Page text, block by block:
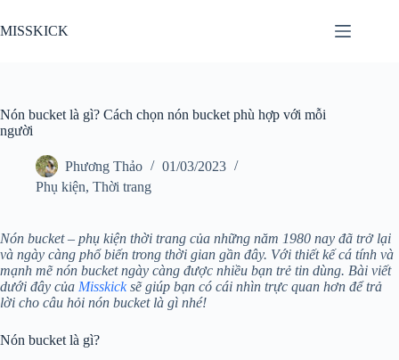
đến
phần
MISSKICK
Nón bucket là gì? Cách chọn nón bucket phù hợp với mỗi
người
Phương Thảo
01/03/2023
Phụ kiện, Thời trang
Nón bucket – phụ kiện thời trang của những năm 1980 nay đã trở lại
và ngày càng phổ biến trong thời gian gần đây. Với thiết kế cá tính và
mạnh mẽ nón bucket ngày càng được nhiều bạn trẻ tin dùng. Bài viết
dưới đây của Misskicksẽ giúp bạn có cái nhìn trực quan hơn để trả
lời cho câu hỏi nón bucket là gì nhé!
Nón bucket là gì?